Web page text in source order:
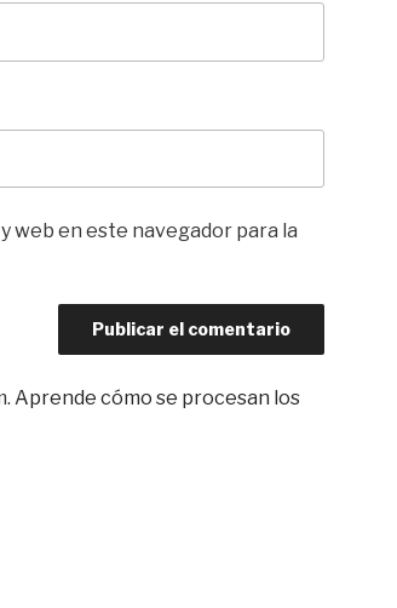
web en este navegador para la
Aprende cómo se procesan los